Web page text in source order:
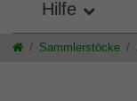
Hilfe
Sammlerstöcke